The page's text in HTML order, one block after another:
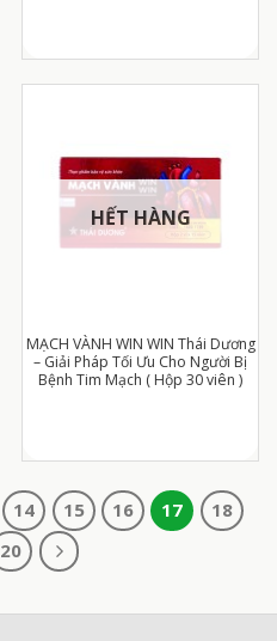
HẾT HÀNG
MẠCH VÀNH WIN WIN Thái Dương
– Giải Pháp Tối Ưu Cho Người Bị
Bệnh Tim Mạch ( Hộp 30 viên )
14 15 16 17
18
20